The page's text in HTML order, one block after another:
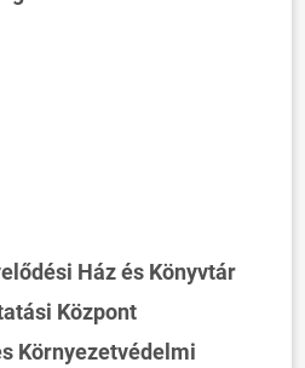
Ház és Könyvtár
Központ
Környezetvédelmi